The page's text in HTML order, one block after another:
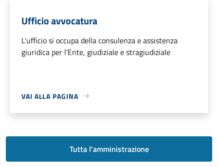
Ufficio avvocatura
L'ufficio si occupa della consulenza e assistenza
giuridica per l’Ente, giudiziale e stragiudiziale
VAI ALLA PAGINA
Tutta l'amministrazione